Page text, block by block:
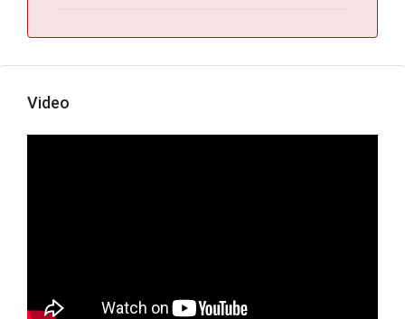
Video